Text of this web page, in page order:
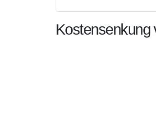
Kostensenkung